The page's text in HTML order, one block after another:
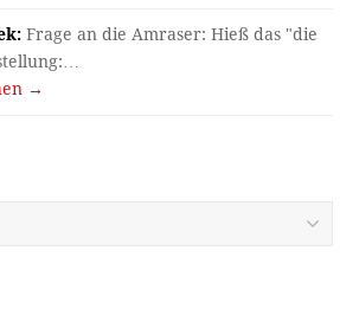
Frage an die Amraser: Hieß das "die
→